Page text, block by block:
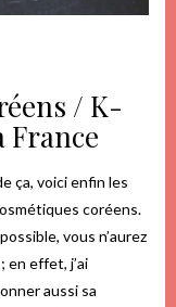
/ K-
France
ça, voici enfin les
coréens.
vous n’aurez
en effet, j’ai
aussi sa